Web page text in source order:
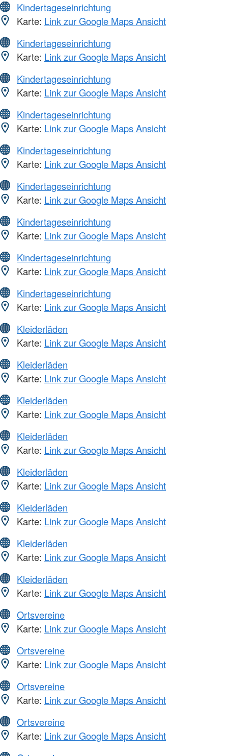
Kindertageseinrichtung
Karte: Link zur Google Maps Ansicht
Kindertageseinrichtung
Karte: Link zur Google Maps Ansicht
Kindertageseinrichtung
Karte: Link zur Google Maps Ansicht
Kindertageseinrichtung
Karte: Link zur Google Maps Ansicht
Kindertageseinrichtung
Karte: Link zur Google Maps Ansicht
Kindertageseinrichtung
Karte: Link zur Google Maps Ansicht
Kindertageseinrichtung
Karte: Link zur Google Maps Ansicht
Kindertageseinrichtung
Karte: Link zur Google Maps Ansicht
Kindertageseinrichtung
Karte: Link zur Google Maps Ansicht
Kleiderläden
Karte: Link zur Google Maps Ansicht
Kleiderläden
Karte: Link zur Google Maps Ansicht
Kleiderläden
Karte: Link zur Google Maps Ansicht
Kleiderläden
Karte: Link zur Google Maps Ansicht
Kleiderläden
Karte: Link zur Google Maps Ansicht
Kleiderläden
Karte: Link zur Google Maps Ansicht
Kleiderläden
Karte: Link zur Google Maps Ansicht
Kleiderläden
Karte: Link zur Google Maps Ansicht
Ortsvereine
Karte: Link zur Google Maps Ansicht
Ortsvereine
Karte: Link zur Google Maps Ansicht
Ortsvereine
Karte: Link zur Google Maps Ansicht
Ortsvereine
Karte: Link zur Google Maps Ansicht